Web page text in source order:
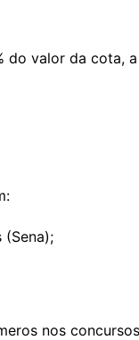
do valor da cota, a
nos concursos